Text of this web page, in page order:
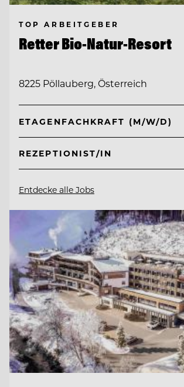
TOP ARBEITGEBER
Retter Bio-Natur-Resort
8225 Pöllauberg, Österreich
ETAGENFACHKRAFT (M/W/D)
REZEPTIONIST/IN
Entdecke alle Jobs